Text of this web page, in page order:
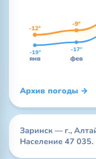
янв
-12°
-19°
фев
-9°
-17°
Архив погоды →
Заринск — г.,
Население 47 035.